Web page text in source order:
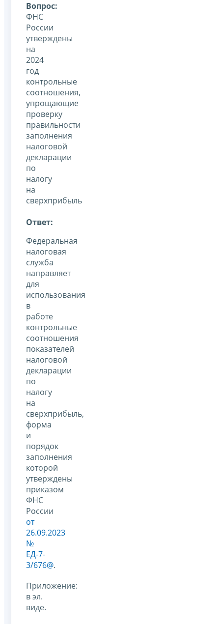
Вопрос:
ФНС
России
утверждены
на
2024
год
контрольные
соотношения,
упрощающие
проверку
правильности
заполнения
налоговой
декларации
по
налогу
на
сверхприбыль
Ответ:
Федеральная
налоговая
служба
направляет
для
использования
в
работе
контрольные
соотношения
показателей
налоговой
декларации
по
налогу
на
сверхприбыль,
форма
и
порядок
заполнения
которой
утверждены
приказом
ФНС
России
от
26.09.2023
№
ЕД-7-
3/676@.
Приложение:
в эл.
виде.